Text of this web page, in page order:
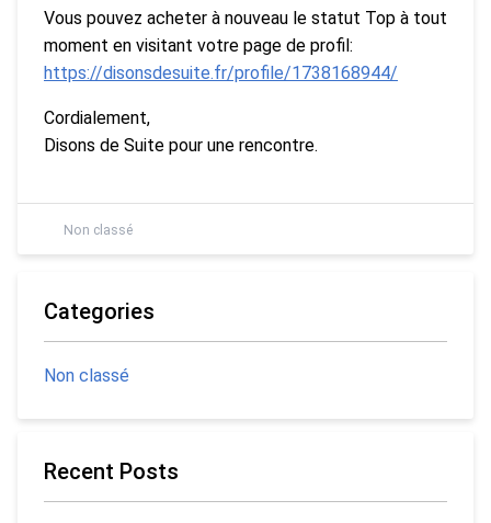
Vous pouvez acheter à nouveau le statut Top à tout
moment en visitant votre page de profil:
https://disonsdesuite.fr/profile/1738168944/
Cordialement,
Disons de Suite pour une rencontre.
Non classé
Categories
Non classé
Recent Posts